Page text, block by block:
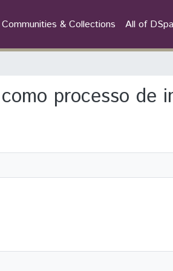
Communities & Collections All of
processo de